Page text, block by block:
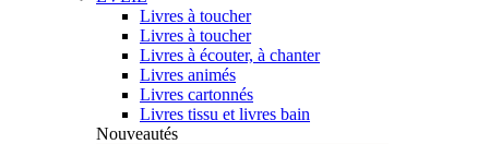
Livres à toucher
Livres à toucher
Livres à écouter, à chanter
Livres animés
Livres cartonnés
Livres tissu et livres bain
Nouveautés